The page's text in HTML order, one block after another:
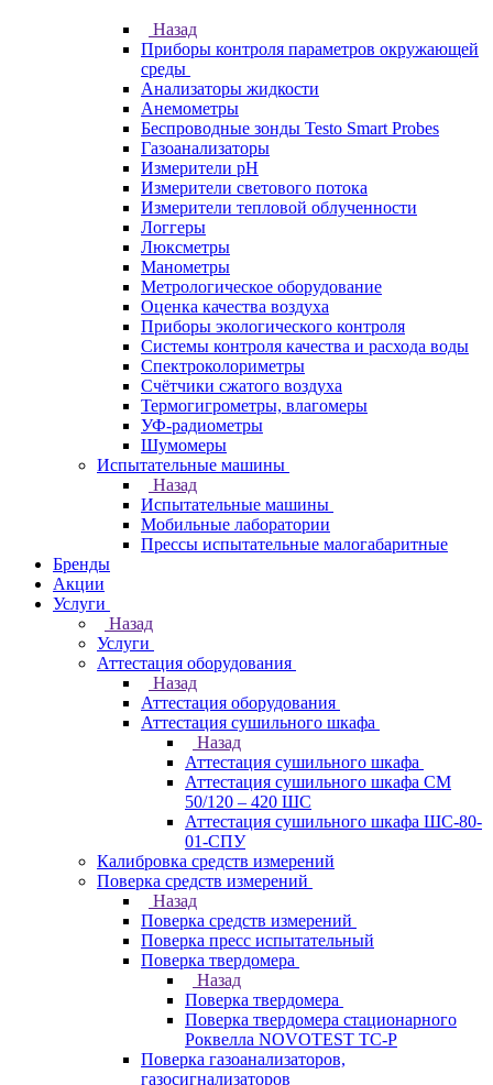
Назад
Приборы контроля параметров окружающей
среды
Анализаторы жидкости
Анемометры
Беспроводные зонды Testo Smart Probes
Газоанализаторы
Измерители pH
Измерители светового потока
Измерители тепловой облученности
Логгеры
Люксметры
Манометры
Метрологическое оборудование
Оценка качества воздуха
Приборы экологического контроля
Системы контроля качества и расхода воды
Спектроколориметры
Счётчики сжатого воздуха
Термогигрометры, влагомеры
УФ-радиометры
Шумомеры
Испытательные машины
Назад
Испытательные машины
Мобильные лаборатории
Прессы испытательные малогабаритные
Бренды
Акции
Услуги
Назад
Услуги
Аттестация оборудования
Назад
Аттестация оборудования
Аттестация сушильного шкафа
Назад
Аттестация сушильного шкафа
Аттестация сушильного шкафа СМ
50/120 – 420 ШС
Аттестация сушильного шкафа ШС-80-
01-СПУ
Калибровка средств измерений
Поверка средств измерений
Назад
Поверка средств измерений
Поверка пресс испытательный
Поверка твердомера
Назад
Поверка твердомера
Поверка твердомера стационарного
Роквелла NOVOTEST TС-Р
Поверка газоанализаторов,
газосигнализаторов